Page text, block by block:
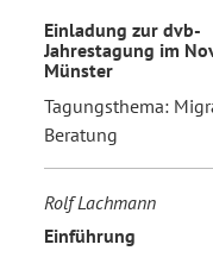
Einladung zur dvb-
Jahrestagung im
Münster
Tagungsthema:
Beratung
Rolf Lachmann
Einführung